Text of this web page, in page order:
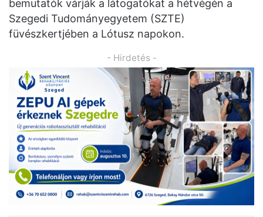
bemutatók várják a látogatókat a hétvégén a
Szegedi Tudományegyetem (SZTE)
füvészkertjében a Lótusz napokon.
- Hirdetés -